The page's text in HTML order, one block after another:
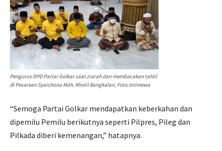
Pengurus DPD Partai Golkar saat ziarah dan membacakan tahlil
di Pesarean Syaichona Moh. Kholil Bangkalan, Foto:Istimewa
“Semoga Partai Golkar mendapatkan keberkahan dan
dipemilu Pemilu berikutnya seperti Pilpres, Pileg dan
Pilkada diberi kemenangan,” hatapnya.